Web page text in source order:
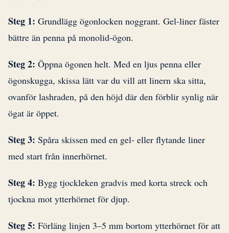
Steg 1: Grundlägg ögonlocken noggrant. Gel-liner fäster
bättre än penna på monolid-ögon.
Steg 2: Öppna ögonen helt. Med en ljus penna eller
ögonskugga, skissa lätt var du vill att linern ska sitta,
ovanför lashraden, på den höjd där den förblir synlig när
ögat är öppet.
Steg 3: Spåra skissen med en gel- eller flytande liner
med start från innerhörnet.
Steg 4: Bygg tjockleken gradvis med korta streck och
tjockna mot ytterhörnet för djup.
Steg 5: Förläng linjen 3–5 mm bortom ytterhörnet för att